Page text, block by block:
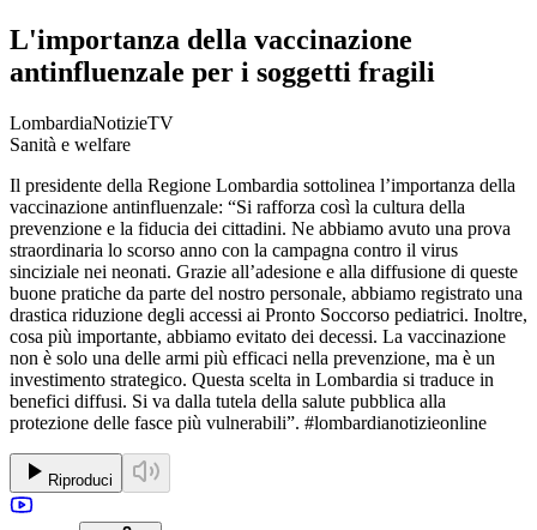
L'importanza della vaccinazione
antinfluenzale per i soggetti fragili
LombardiaNotizieTV
Sanità e welfare
Il presidente della Regione Lombardia sottolinea l’importanza della
vaccinazione antinfluenzale: “Si rafforza così la cultura della
prevenzione e la fiducia dei cittadini. Ne abbiamo avuto una prova
straordinaria lo scorso anno con la campagna contro il virus
sinciziale nei neonati. Grazie all’adesione e alla diffusione di queste
buone pratiche da parte del nostro personale, abbiamo registrato una
drastica riduzione degli accessi ai Pronto Soccorso pediatrici. Inoltre,
cosa più importante, abbiamo evitato dei decessi. La vaccinazione
non è solo una delle armi più efficaci nella prevenzione, ma è un
investimento strategico. Questa scelta in Lombardia si traduce in
benefici diffusi. Si va dalla tutela della salute pubblica alla
protezione delle fasce più vulnerabili”. #lombardianotizieonline
Riproduci